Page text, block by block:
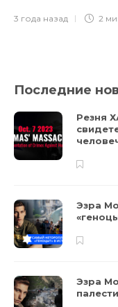
3 года назад 2
Последние
Резня
Эзра
Эзра